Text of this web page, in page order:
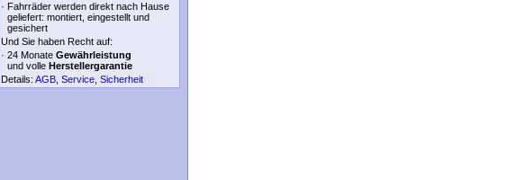
· Fahrräder werden direkt nach Hause
geliefert: montiert, eingestellt und
gesichert
Und Sie haben Recht auf:
· 24 Monate Gewährleistung
und volle Herstellergarantie
Details: AGB Service Sicherheit